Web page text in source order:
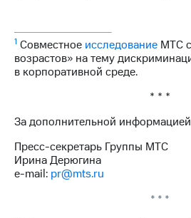
1 Совместное исследование МТС
возрастов» на тему
в корпоративной среде.
* * *
За дополнительной
Пресс-секретарь Группы МТС
Ирина Дерюгина
e-mail: pr@mts.ru
* * *